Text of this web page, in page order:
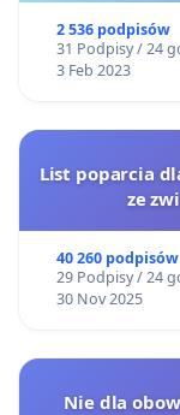
2 536 podpisów
31 Podpisy / 24
3 Feb 2023
List poparcia
ze
40 260 podpisów
29 Podpisy / 24
30 Nov 2025
Nie dla